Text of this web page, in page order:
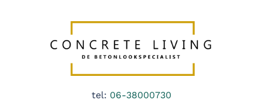
tel: 06-38000730